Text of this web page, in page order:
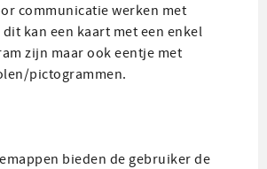
communicatie werken met
kan een kaart met een enkel
zijn maar ook eentje met
pictogrammen.
bieden de gebruiker de